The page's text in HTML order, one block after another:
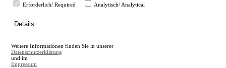
en
A
A
Erforderlich/ Required
Analytisch/ Analytical
Details
Weitere Informationen finden Sie in unserer
Datenschutzerklärung
und im
Impressum